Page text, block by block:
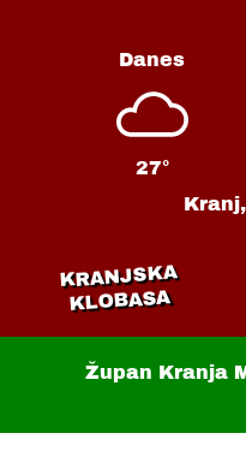
Danes
27°
KRANJSKA
KLOBASA
Župan Kranja